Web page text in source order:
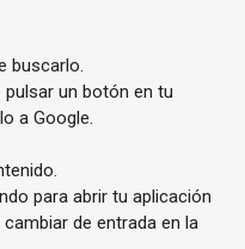
buscarlo.
un botón en tu
a Google.
para abrir tu aplicación
de entrada en la